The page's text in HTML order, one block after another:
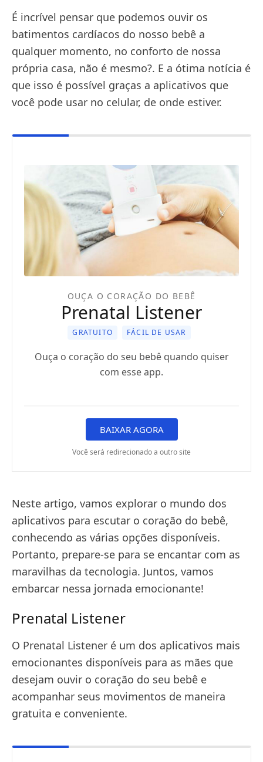
É incrível pensar que podemos ouvir os
batimentos cardíacos do nosso bebê a
qualquer momento, no conforto de nossa
própria casa, não é mesmo?. E a ótima notícia é
que isso é possível graças a aplicativos que
você pode usar no celular, de onde estiver.
OUÇA O CORAÇÃO DO BEBÊ
Prenatal Listener
GRATUITO FÁCIL DE USAR
Ouça o coração do seu bebê quando quiser
com esse app.
BAIXAR AGORA
Você será redirecionado a outro site
Neste artigo, vamos explorar o mundo dos
aplicativos para escutar o coração do bebê,
conhecendo as várias opções disponíveis.
Portanto, prepare-se para se encantar com as
maravilhas da tecnologia. Juntos, vamos
embarcar nessa jornada emocionante!
Prenatal Listener
O Prenatal Listener é um dos aplicativos mais
emocionantes disponíveis para as mães que
desejam ouvir o coração do seu bebê e
acompanhar seus movimentos de maneira
gratuita e conveniente.